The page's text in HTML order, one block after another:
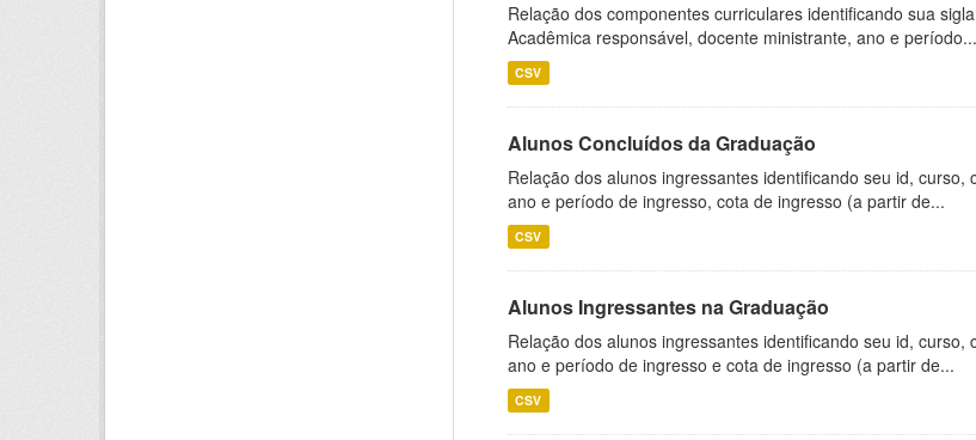
Relação dos componentes curriculares identificando sua
Acadêmica responsável, docente ministrante, ano e período...
CSV
Alunos Concluídos da Graduação
Relação dos alunos ingressantes identificando seu id,
ano e período de ingresso, cota de ingresso (a partir de...
CSV
Alunos Ingressantes na Graduação
Relação dos alunos ingressantes identificando seu id,
ano e período de ingresso e cota de ingresso (a partir de...
CSV